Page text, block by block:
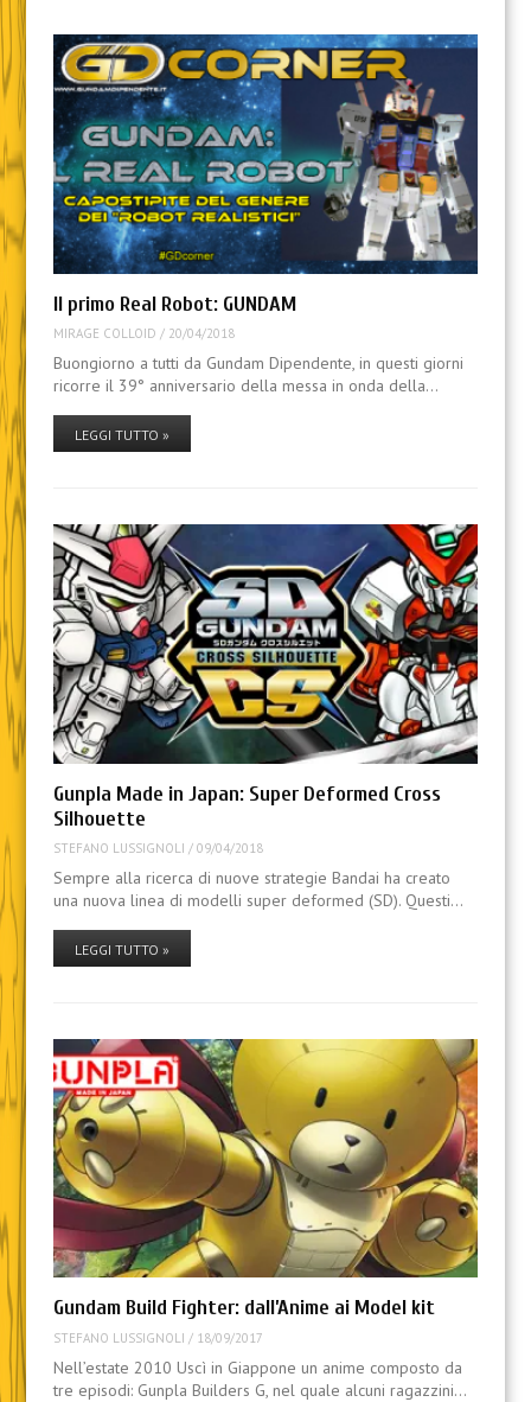
Il primo Real Robot: GUNDAM
MIRAGE COLLOID / 20/04/2018
Buongiorno a tutti da Gundam Dipendente, in questi giorni
ricorre il 39° anniversario della messa in onda della…
LEGGI TUTTO »
Gunpla Made in Japan: Super Deformed Cross
Silhouette
STEFANO LUSSIGNOLI / 09/04/2018
Sempre alla ricerca di nuove strategie Bandai ha creato
una nuova linea di modelli super deformed (SD). Questi…
LEGGI TUTTO »
Gundam Build Fighter: dall’Anime ai Model kit
STEFANO LUSSIGNOLI / 18/09/2017
Nell’estate 2010 Uscì in Giappone un anime composto da
tre episodi: Gunpla Builders G, nel quale alcuni ragazzini…